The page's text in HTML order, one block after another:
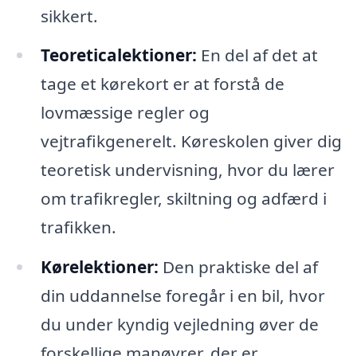
sikkert.
Teoreticalektioner: En del af det at
tage et kørekort er at forstå de
lovmæssige regler og
vejtrafikgenerelt. Køreskolen giver dig
teoretisk undervisning, hvor du lærer
om trafikregler, skiltning og adfærd i
trafikken.
Kørelektioner: Den praktiske del af
din uddannelse foregår i en bil, hvor
du under kyndig vejledning øver de